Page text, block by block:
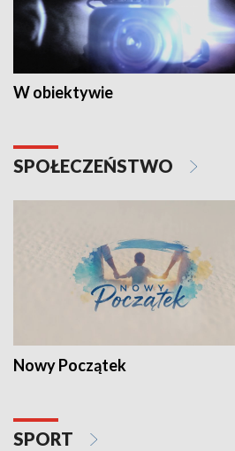
W obiektywie
SPOŁECZEŃSTWO
Nowy Początek
SPORT